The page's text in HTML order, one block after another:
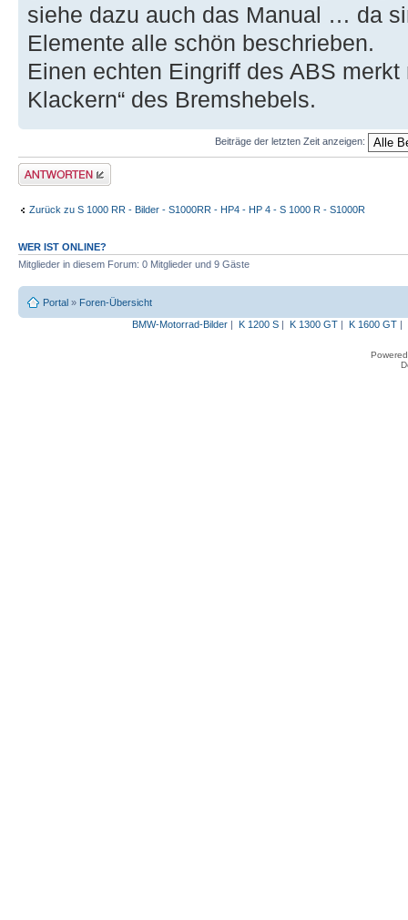
siehe dazu auch das Manual … da
Elemente alle schön beschrieben.
Einen echten Eingriff des ABS
Klackern“ des Bremshebels.
Beiträge der letzten Zeit anzeigen:
Antwort erstellen
Zurück zu S 1000 RR - Bilder - S1000RR - HP4 - HP 4 - S 1000 R - S1000R
WER IST ONLINE?
Mitglieder in diesem Forum: 0 Mitglieder und 9 Gäste
Portal » Foren-Übersicht
BMW-Motorrad-Bilder| K 1200 S| K 1300 GT| K 1600 GT|